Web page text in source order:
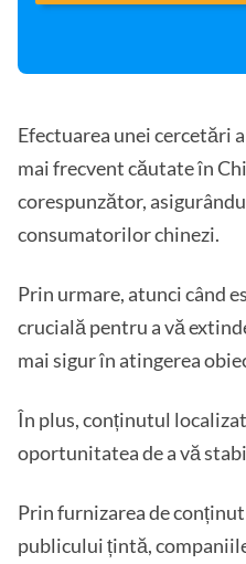
Efectuarea unei cercetări
mai frecvent căutate în
corespunzător,
consumatorilor chinezi.
Prin urmare, atunci când
crucială pentru a vă
mai sigur în atingerea
În plus, conținutul
oportunitatea de a vă
Prin furnizarea de
publicului țintă,